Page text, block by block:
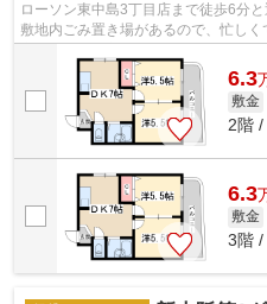
ローソン東中島3丁目店まで徒歩6分
敷地内ごみ置き場があるので、忙し
6.3
敷金
2階
6.3
敷金
3階 /